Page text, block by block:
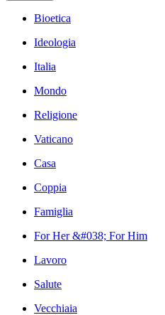
Bioetica
Ideologia
Italia
Mondo
Religione
Vaticano
Casa
Coppia
Famiglia
For Her &#038; For Him
Lavoro
Salute
Vecchiaia